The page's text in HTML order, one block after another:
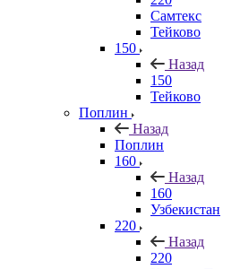
Самтекс
Тейково
150
Назад
150
Тейково
Поплин
Назад
Поплин
160
Назад
160
Узбекистан
220
Назад
220